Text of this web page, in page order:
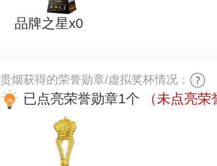
品牌之星x0
贵烟获得的荣誉勋章/虚拟奖杯情况：
已点亮荣誉勋章1个 （未点亮